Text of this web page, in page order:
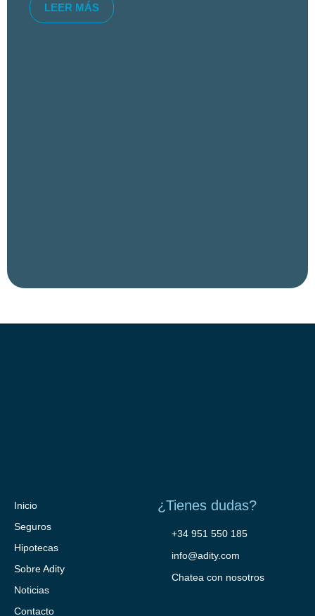
LEER MÁS
Inicio
Seguros
Hipotecas
Sobre Adity
Noticias
Contacto
¿Tienes dudas?
+34 951 550 185
info@adity.com
Chatea con nosotros